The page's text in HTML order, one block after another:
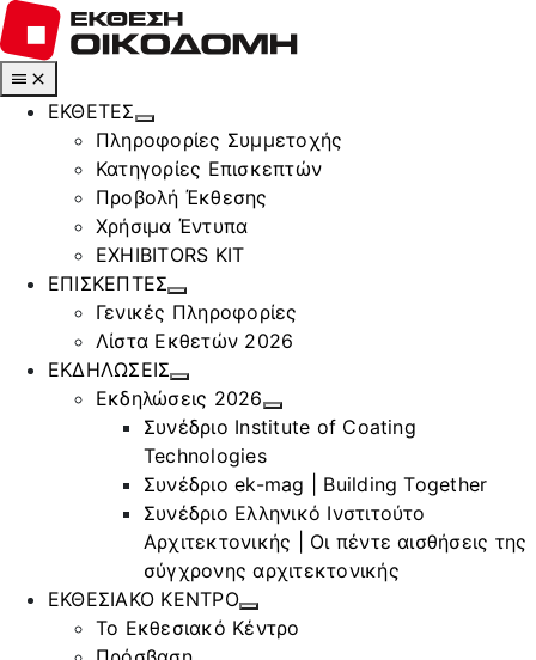
Μετάβαση
στο
περιεχόμενο
Toggle
Navigation
ΕΚΘΕΤΕΣ
Πληροφορίες Συμμετοχής
Κατηγορίες Επισκεπτών
Προβολή Έκθεσης
Χρήσιμα Έντυπα
EXHIBITORS KIT
ΕΠΙΣΚΕΠΤΕΣ
Γενικές Πληροφορίες
Λίστα Εκθετών 2026
ΕΚΔΗΛΩΣΕΙΣ
Εκδηλώσεις 2026
Συνέδριο Institute of Coating
Technologies
Συνέδριο ek-mag | Building Together
Συνέδριο Ελληνικό Ινστιτούτο
Αρχιτεκτονικής | Οι πέντε αισθήσεις της
σύγχρονης αρχιτεκτονικής
ΕΚΘΕΣΙΑΚΟ ΚΕΝΤΡΟ
Το Εκθεσιακό Κέντρο